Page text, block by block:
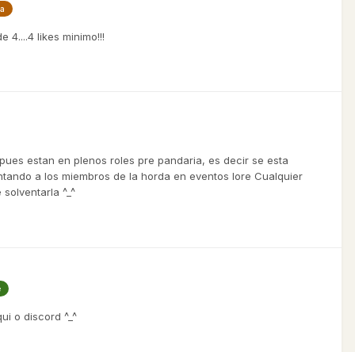
4....4 likes minimo!!!
estan en plenos roles pre pandaria, es decir se esta
a los miembros de la horda en eventos lore Cualquier
^_^
o discord ^_^